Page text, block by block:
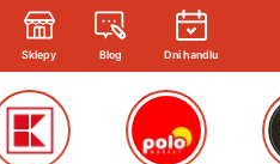
Sklepy Blog Dni handlu